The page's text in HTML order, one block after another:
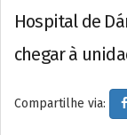
Hospital de
chegar à
Compartilhe via: